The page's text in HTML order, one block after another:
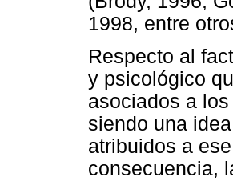
1998, entre
Respecto al
y psicológico
asociados a
siendo una
atribuidos a
consecuencia,